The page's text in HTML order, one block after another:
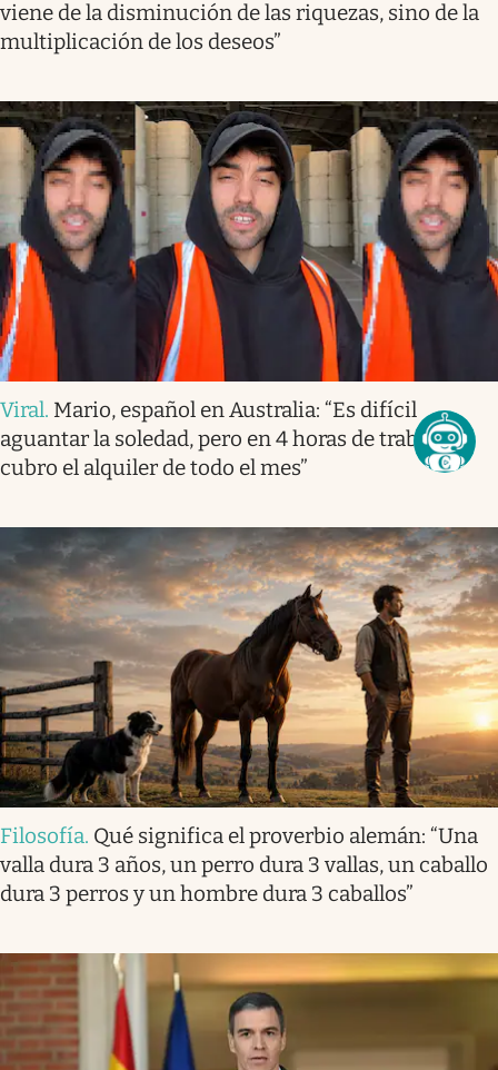
viene de la disminución de las riquezas, sino de la
multiplicación de los deseos”
Viral. Mario, español en Australia: “Es difícil
aguantar la soledad, pero en 4 horas de trabajo
cubro el alquiler de todo el mes”
Filosofía. Qué significa el proverbio alemán: “Una
valla dura 3 años, un perro dura 3 vallas, un caballo
dura 3 perros y un hombre dura 3 caballos”